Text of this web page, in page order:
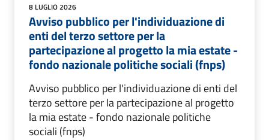
8 LUGLIO 2026
Avviso pubblico per l'individuazione di
enti del terzo settore per la
partecipazione al progetto la mia estate -
fondo nazionale politiche sociali (fnps)
Avviso pubblico per l'individuazione di enti del
terzo settore per la partecipazione al progetto
la mia estate - fondo nazionale politiche
sociali (fnps)